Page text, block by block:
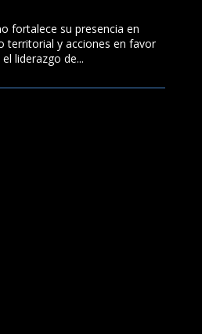
fortalece su presencia en
territorial y acciones en favor
liderazgo de...